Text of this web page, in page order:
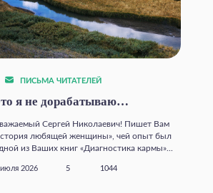
ПИСЬМА ЧИТАТЕЛЕЙ
я не дорабатываю…
Сергей Николаевич! Пишет Вам
любящей женщины», чей опыт был
из Ваших книг «Диагностика кармы»...
2026 5 1044